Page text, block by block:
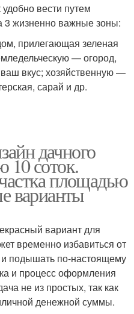
вести путем
3 жизненно важные зоны:
прилегающая зеленая
— огород,
вкус; хозяйственную —
сарай и др.
дачного
10 соток.
площадью
варианты
вариант для
временно избавиться от
и подышать по-настоящему
и процесс оформления
не из простых, так как
денежной суммы.